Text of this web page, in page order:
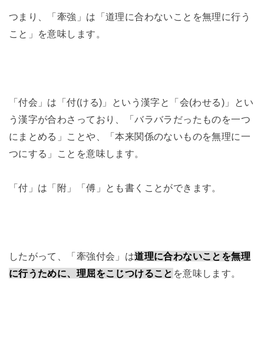
つまり、「牽強」は「道理に合わないことを無理に行う
こと」を意味します。
「付会」は「付(ける)」という漢字と「会(わせる)」とい
う漢字が合わさっており、「バラバラだったものを一つ
にまとめる」ことや、「本来関係のないものを無理に一
つにする」ことを意味します。
「付」は「附」「傅」とも書くことができます。
したがって、「牽強付会」は道理に合わないことを無理
に行うために、理屈をこじつけること を意味します。